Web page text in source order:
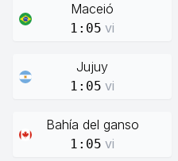
Maceió
1:05 vi
Jujuy
1:05 vi
Bahía del ganso
1:05 vi